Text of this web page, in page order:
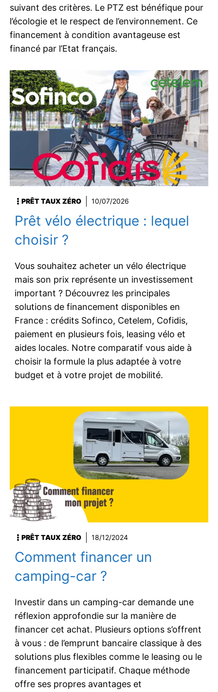
suivant des critères. Le PTZ est bénéfique pour
l’écologie et le respect de l’environnement. Ce
financement à condition avantageuse est
financé par l’Etat français.
PRÊT TAUX ZÉRO 10/07/2026
Prêt vélo électrique : lequel
choisir ?
Vous souhaitez acheter un vélo électrique
mais son prix représente un investissement
important ? Découvrez les principales
solutions de financement disponibles en
France : crédits Sofinco, Cetelem, Cofidis,
paiement en plusieurs fois, leasing vélo et
aides locales. Notre comparatif vous aide à
choisir la formule la plus adaptée à votre
budget et à votre projet de mobilité.
PRÊT TAUX ZÉRO 18/12/2024
Comment financer un
camping-car ?
Investir dans un camping-car demande une
réflexion approfondie sur la manière de
financer cet achat. Plusieurs options s’offrent
à vous : de l’emprunt bancaire classique à des
solutions plus flexibles comme le leasing ou le
financement participatif. Chaque méthode
offre ses propres avantages et